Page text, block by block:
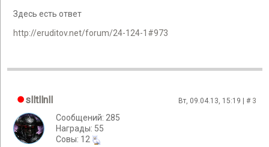
Здесь есть ответ
http://eruditov.net/forum/24-124-1#973
slltllnll Вт, 09.04.13, 15:19 | # 3
Сообщений: 285
Награды: 55
Cовы: 12